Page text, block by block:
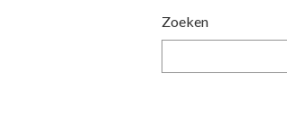
Zoeken